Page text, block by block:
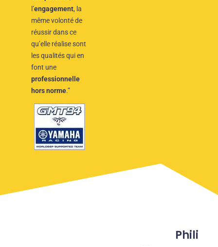
l’engagement, la
même volonté de
réussir dans ce
qu’elle réalise sont
les qualités qui en
font une
professionnelle
hors norme.”